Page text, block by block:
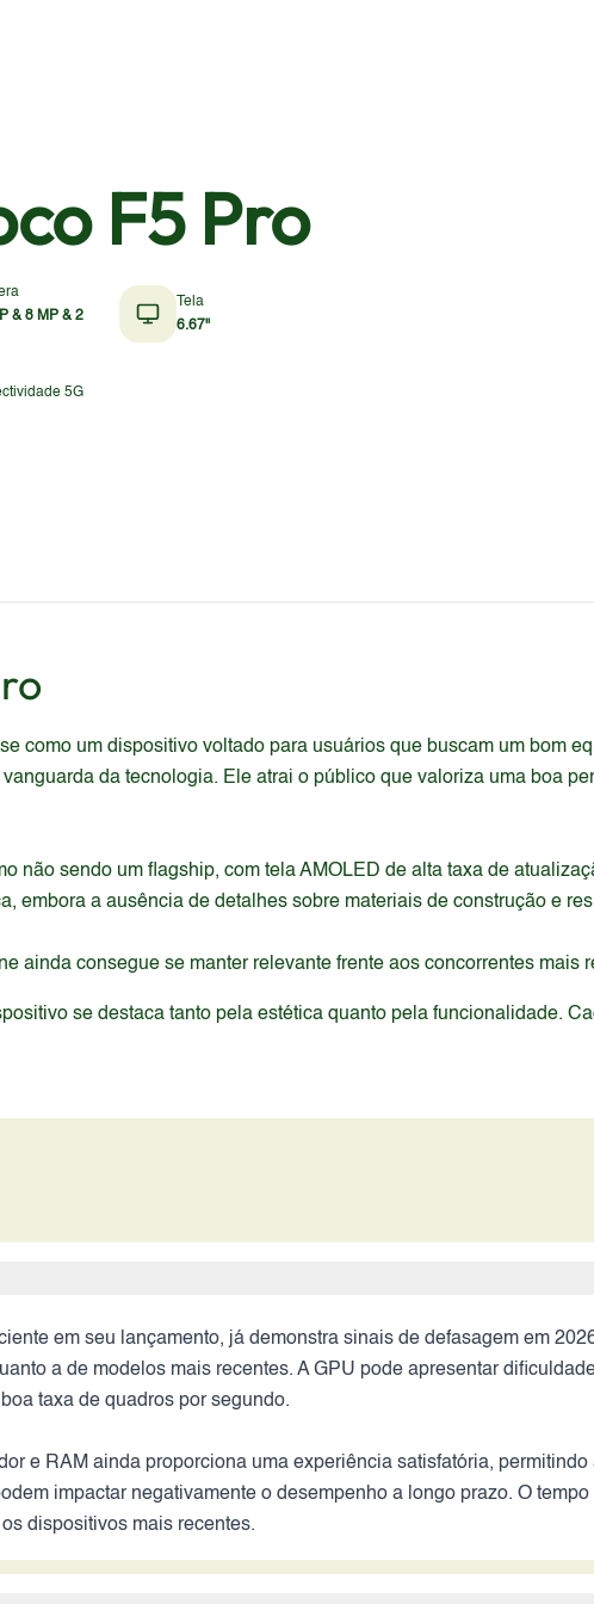
F5 Pro
& 8 MP & 2
Tela
6.67"
5G
como um dispositivo voltado para usuários que buscam um bom
da tecnologia. Ele atrai o público que valoriza uma boa
não sendo um flagship, com tela AMOLED de alta taxa de
embora a ausência de detalhes sobre materiais de construção e
ainda consegue se manter relevante frente aos concorrentes mais
se destaca tanto pela estética quanto pela funcionalidade.
em seu lançamento, já demonstra sinais de defasagem em
a de modelos mais recentes. A GPU pode apresentar
taxa de quadros por segundo.
e RAM ainda proporciona uma experiência satisfatória,
impactar negativamente o desempenho a longo prazo. O
dispositivos mais recentes.